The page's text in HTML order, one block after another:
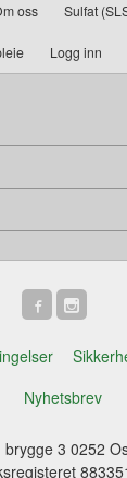
oss Sulfat
Logg inn
Nyhetsbrev
3 0252